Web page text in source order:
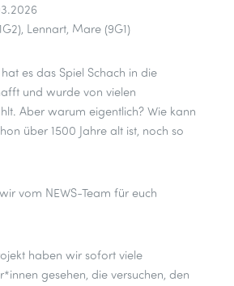
Lennart, Mare (9G1)
es das Spiel Schach in die
und wurde von vielen
Aber warum eigentlich? Wie kann
über 1500 Jahre alt ist, noch so
vom NEWS-Team für euch
haben wir sofort viele
gesehen, die versuchen, den